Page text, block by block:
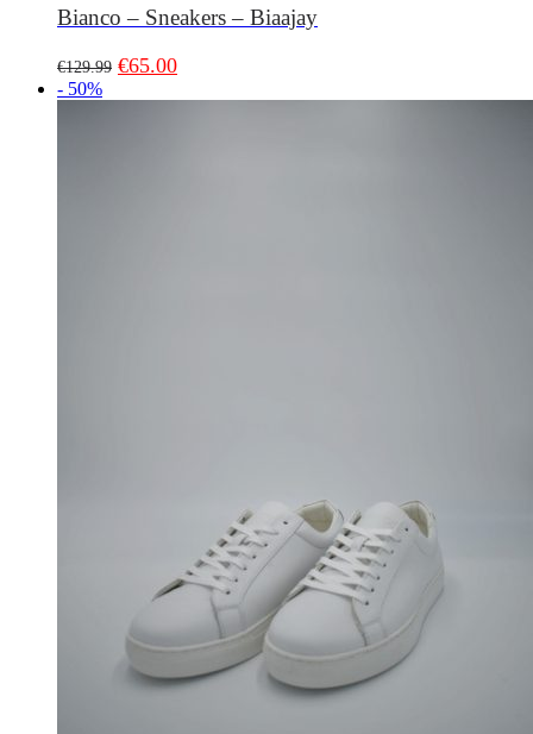
Bianco – Sneakers – Biaajay
€129.99 €65.00
- 50%